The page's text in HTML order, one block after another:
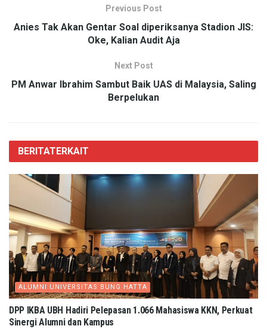
Previous Post
Anies Tak Akan Gentar Soal diperiksanya Stadion JIS:
Oke, Kalian Audit Aja
Next Post
PM Anwar Ibrahim Sambut Baik UAS di Malaysia, Saling
Berpelukan
BERITATERKAIT
ALUMNI UNIVERSITAS BUNG HATTA
DPP IKBA UBH Hadiri Pelepasan 1.066 Mahasiswa KKN, Perkuat
Sinergi Alumni dan Kampus